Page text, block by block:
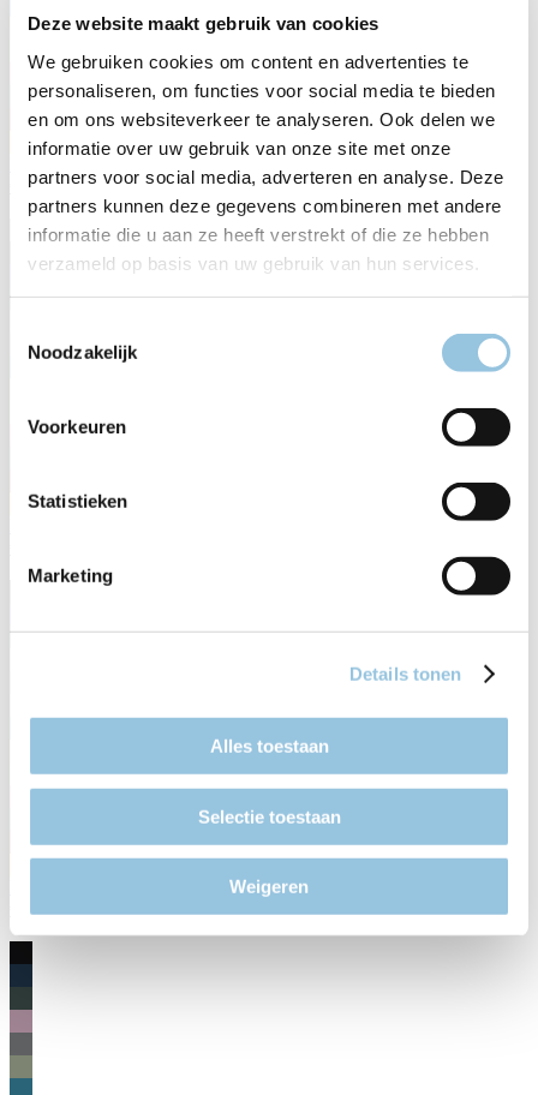
Deze website maakt gebruik van cookies
We gebruiken cookies om content en advertenties te
personaliseren, om functies voor social media te bieden
en om ons websiteverkeer te analyseren. Ook delen we
informatie over uw gebruik van onze site met onze
partners voor social media, adverteren en analyse. Deze
partners kunnen deze gegevens combineren met andere
informatie die u aan ze heeft verstrekt of die ze hebben
verzameld op basis van uw gebruik van hun services.
Noodzakelijk
Voorkeuren
Statistieken
Marketing
Details tonen
Alles toestaan
Selectie toestaan
Weigeren
€ 5.299,00